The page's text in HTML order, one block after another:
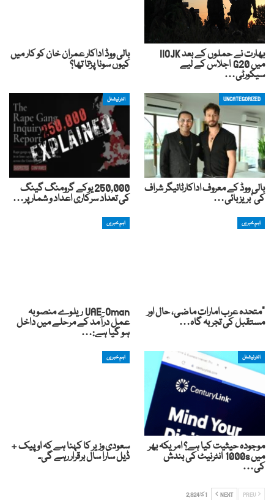
بھارت نے حملوں کے بعد IIOJK
میں G20 اجلاس کے لیے
سیکورٹی…
بالی ووڈ اداکار عمران خان کو کار میں
کیوں سونا پڑتا تھا؟
UNCATEGORIZED
بالی ووڈ کے معروف اداکارٹائیگر شراف
کی ‘بریز بائی…
انٹرنیشنل
250,000 یوکے گرومنگ گینگ
کی تعداد سرکاری اعداد و شمار پر…
اہم خبریں
"متحدہ عرب امارات ماضی، حال اور
مستقبل کی تجربہ گاہ…
اہم خبریں
UAE-Oman ریلوے منصوبہ
عمل درآمد کے مرحلے میں داخل
ہو گیا ہے:…
انٹرنیشنل
موجودہ حیثیت کیا ہے؟ امریکہ بھر
میں 1000s انٹرنیٹ کی بندش
کی…
اہم خبریں
سعودی وزیر کا کہنا ہے کہ اوپیک +
ڈیل سارا سال برقرار رہے گی۔
NEXT 1 کا 2,824